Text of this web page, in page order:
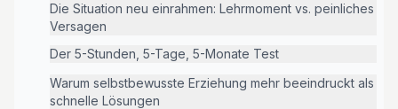
Die Situation neu einrahmen: Lehrmoment vs. peinliches
Versagen
Der 5-Stunden, 5-Tage, 5-Monate Test
Warum selbstbewusste Erziehung mehr beeindruckt als
schnelle Lösungen